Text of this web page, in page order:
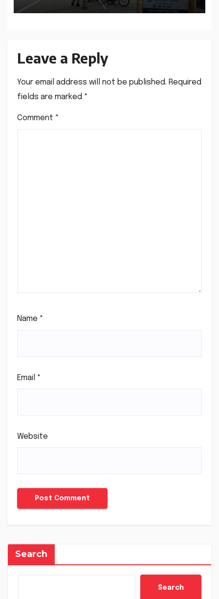
Leave a Reply
Your email address will not be published. Required
fields are marked *
Comment *
Name *
Email *
Website
Search
Search